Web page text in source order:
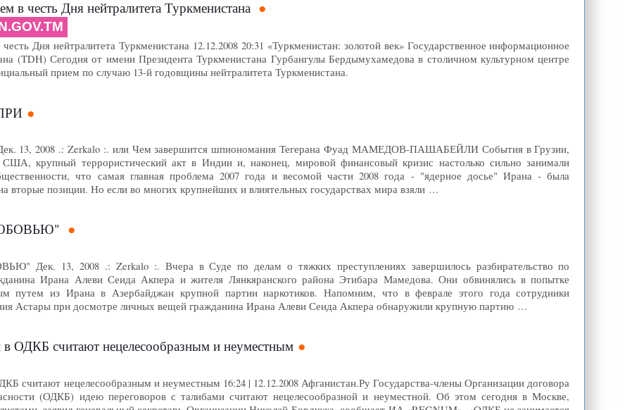
в честь Дня нейтралитета Туркменистана
Дня нейтралитета Туркменистана 12.12.2008 20:31 «Туркменистан: золотой век» Государственное информационное
(TDH) Сегодня от имени Президента Туркменистана Гурбангулы Бердымухамедова в столичном культурном центре
прием по случаю 13-й годовщины нейтралитета Туркменистана.
13, 2008 .: Zerkalo :. или Чем завершится шпиономания Тегерана Фуад МАМЕДОВ-ПАШАБЕЙЛИ События в Грузии,
крупный террористический акт в Индии и, наконец, мировой финансовый кризис настолько сильно занимали
что самая главная проблема 2007 года и весомой части 2008 года - "ядерное досье" Ирана - была
вторые позиции. Но если во многих крупнейших и влиятельных государствах мира взяли …
Дек. 13, 2008 .: Zerkalo :. Вчера в Суде по делам о тяжких преступлениях завершилось разбирательство по
Ирана Алеви Сеида Акпера и жителя Лянкяранского района Этибара Мамедова. Они обвинялись в попытке
путем из Ирана в Азербайджан крупной партии наркотиков. Напомним, что в феврале этого года сотрудники
Астары при досмотре личных вещей гражданина Ирана Алеви Сеида Акпера обнаружили крупную партию …
в ОДКБ считают нецелесообразным и неуместным
считают нецелесообразным и неуместным 16:24 | 12.12.2008 Афганистан.Ру Государства-члены Организации договора
(ОДКБ) идею переговоров с талибами считают нецелесообразной и неуместной. Об этом сегодня в Москве,